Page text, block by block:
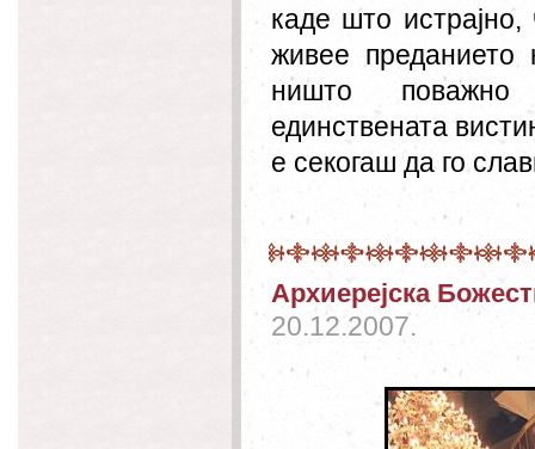
каде што
живее
ништо
единствената
е секогаш да го
Архиерејска
20.12.2007.